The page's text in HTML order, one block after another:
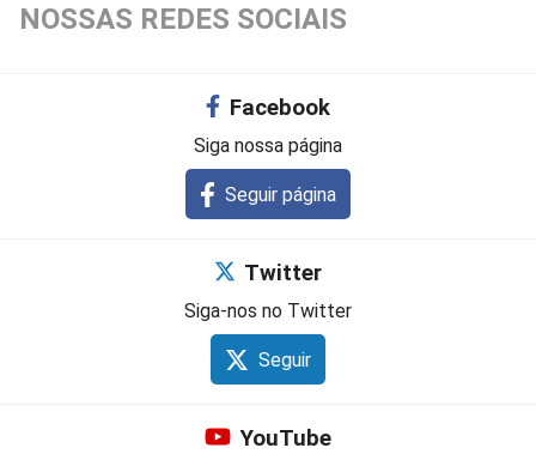
NOSSAS REDES SOCIAIS
Facebook
Siga nossa página
Seguir página
Twitter
Siga-nos no Twitter
Seguir
YouTube